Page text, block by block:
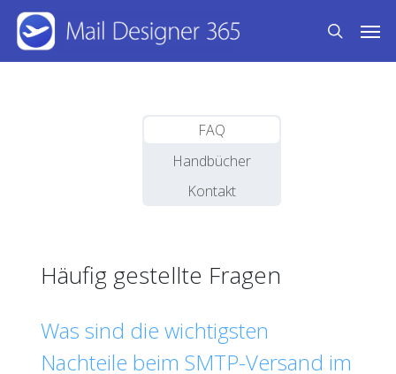
Skip
main
search
FAQ
Handbücher
Kontakt
Häufig gestellte Fragen
Was sind die wichtigsten
Nachteile beim SMTP-Versand im